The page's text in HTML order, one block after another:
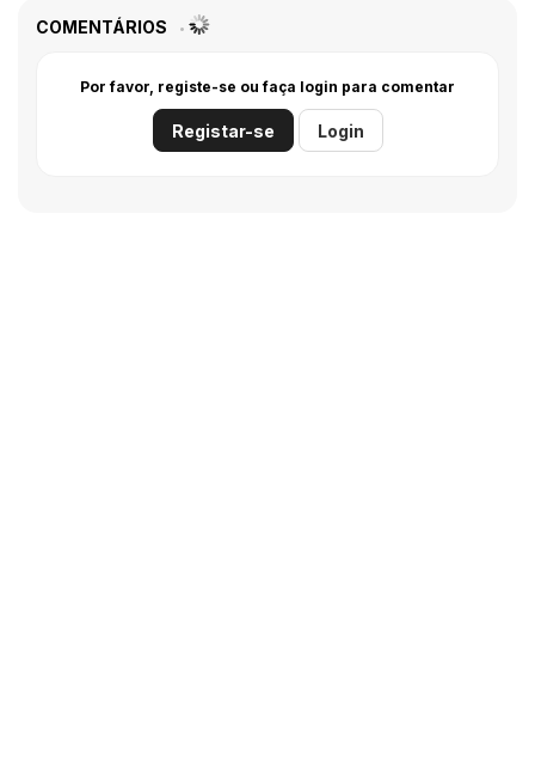
COMENTÁRIOS
Por favor, registe-se ou faça login para comentar
Registar-se Login